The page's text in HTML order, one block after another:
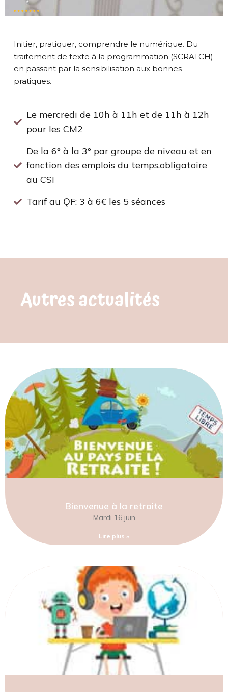
Initier, pratiquer, comprendre le numérique. Du
traitement de texte à la programmation (SCRATCH)
en passant par la sensibilisation aux bonnes
pratiques.
Le mercredi de 10h à 11h et de 11h à 12h
pour les CM2
De la 6° à la 3° par groupe de niveau et en
fonction des emplois du temps.obligatoire
au CSI
Tarif au ǪF: 3 à 6€ les 5 séances
Autres actualités
Bienvenue à la retraite
Mardi 16 juin
Lire plus »